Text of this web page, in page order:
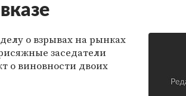
о взрывах на рынках
заседатели
о виновности двоих